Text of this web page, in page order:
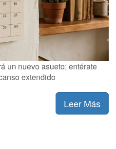
un nuevo asueto; entérate
extendido
Leer Más